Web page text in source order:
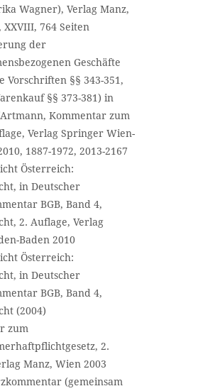
(gemeinsam
zum
2.
Manz, Wien 2003
Österreich:
in Deutscher
BGB, Band 4,
(2004)
Österreich:
in Deutscher
BGB, Band 4,
2. Auflage, Verlag
Baden 2010
der
Geschäfte
Vorschriften §§ 343-351,
§§ 373-381) in
Kommentar zum
Verlag Springer Wien-
1887-1972, 2013-2167
Wagner), Verlag Manz,
XXVIII, 764 Seiten